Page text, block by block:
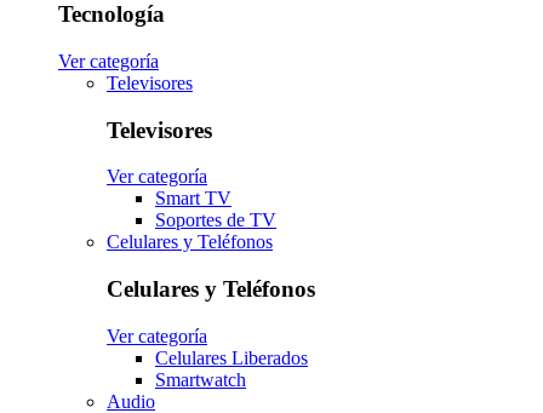
Tecnología
Ver categoría
Televisores
Televisores
Ver categoría
Smart TV
Soportes de TV
Celulares y Teléfonos
Celulares y Teléfonos
Ver categoría
Celulares Liberados
Smartwatch
Audio